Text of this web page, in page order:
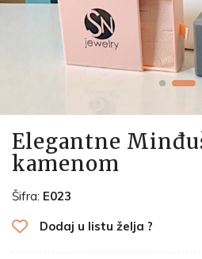
Elegantne
kamenom
Šifra: E023
Dodaj u listu želja ?